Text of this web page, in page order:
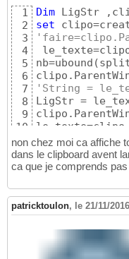
1
2
3
4
5
6
7
8
9
10
11
Dim
set
nb=ubound (
'String =
LigStr =
msgbox
non chez moi ca affiche
dans le clipboard avent
ca que je comprends
patricktoulon, le 21/11/